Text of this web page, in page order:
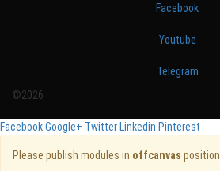
Facebook
Youtube
Telegram
©2026
FacebookGoogle+ TwitterLinkedin Pinterest
Please publish modules in offcanvas position.